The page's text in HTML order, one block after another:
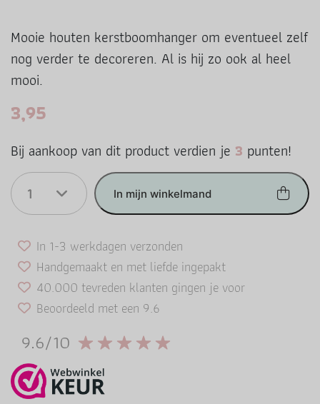
Mooie houten kerstboomhanger om eventueel zelf
nog verder te decoreren. Al is hij zo ook al heel
mooi.
3,95
Bij aankoop van dit product verdien je 3 punten!
1
In mijn winkelmand
In 1-3 werkdagen verzonden
Handgemaakt en met liefde ingepakt
40.000 tevreden klanten gingen je voor
Beoordeeld met een 9.6
9.6/10